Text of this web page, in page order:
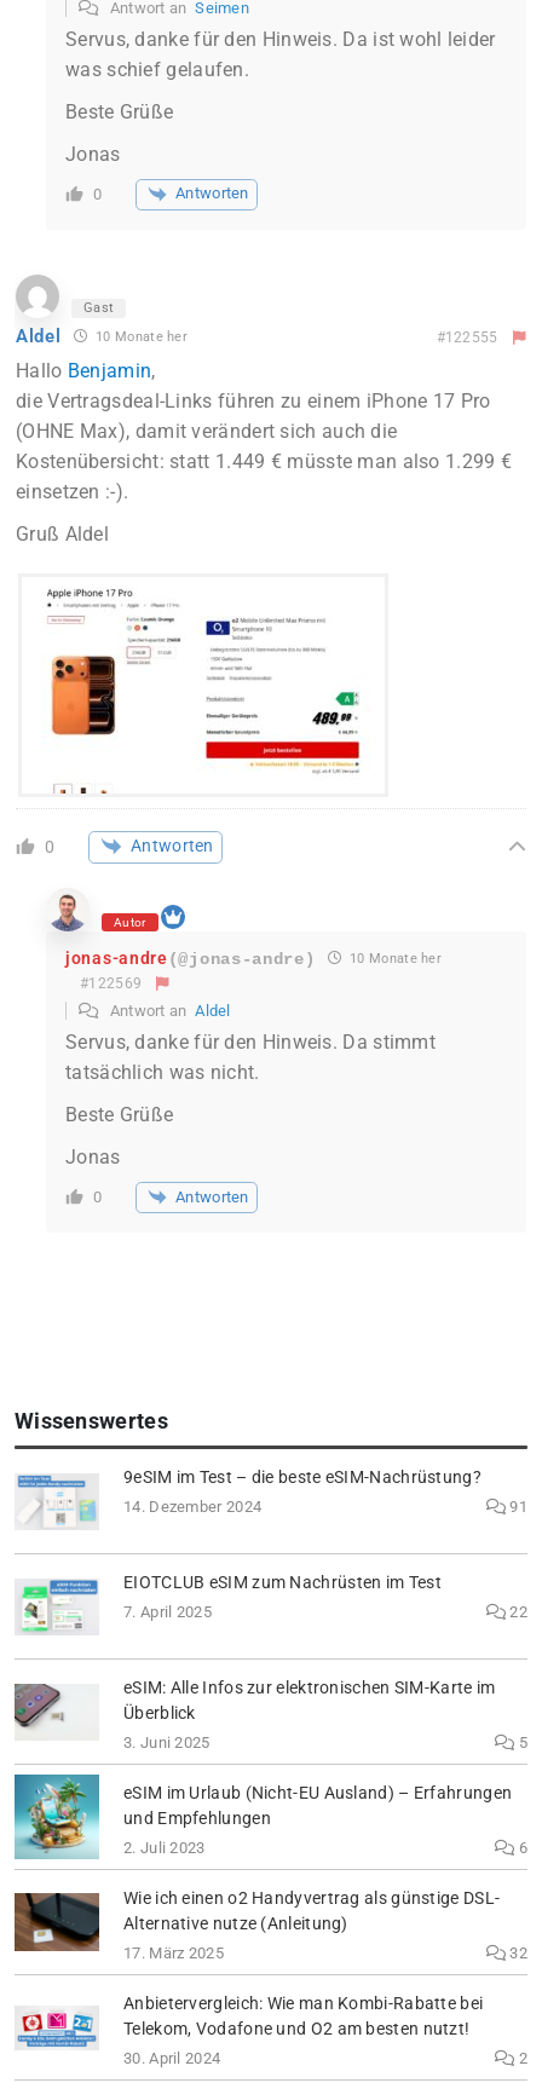
Antwort anSeimen
Servus, danke für den Hinweis. Da ist wohl leider
was schief gelaufen.
Beste Grüße
Jonas
0 Antworten
Gast
Aldel 10 Monate her #122555
Hallo Benjamin,
die Vertragsdeal-Links führen zu einem iPhone 17 Pro
(OHNE Max), damit verändert sich auch die
Kostenübersicht: statt 1.449 € müsste man also 1.299 €
einsetzen :-).
Gruß Aldel
0 Antworten
Autor
jonas-andre(@jonas-andre) 10 Monate her
#122569
Antwort anAldel
Servus, danke für den Hinweis. Da stimmt
tatsächlich was nicht.
Beste Grüße
Jonas
0 Antworten
Wissenswertes
9eSIM im Test – die beste eSIM-Nachrüstung?
14. Dezember 2024 91
EIOTCLUB eSIM zum Nachrüsten im Test
7. April 2025 22
eSIM: Alle Infos zur elektronischen SIM-Karte im
Überblick
3. Juni 2025 5
eSIM im Urlaub (Nicht-EU Ausland) – Erfahrungen
und Empfehlungen
2. Juli 2023 6
Wie ich einen o2 Handyvertrag als günstige DSL-
Alternative nutze (Anleitung)
17. März 2025 32
Anbietervergleich: Wie man Kombi-Rabatte bei
Telekom, Vodafone und O2 am besten nutzt!
30. April 2024 2